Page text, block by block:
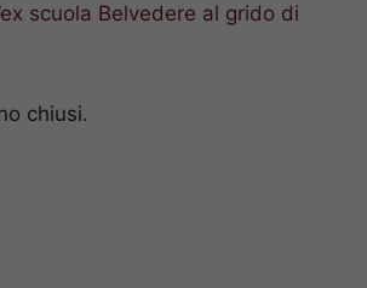
scuola Belvedere al grido di
chiusi.